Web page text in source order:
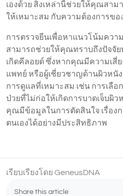
เองด้วย สิ่งเหล่านี้ช่วยให้คุณสา
ให้เหมาะสม กับความต้องการขอ
การตรวจยีนเพื่อหาแนวโน้มควา
สามารถช่วยให้คุณทราบถึงปัจจั
เกิดคีลอยด์ ซึ่งหากคุณมีความเสี่
แพทย์ หรือผู้เชี่ยวชาญด้านผิวหนั
การดูแลที่เหมาะสม เช่น การเลื
ป่วยที่ไม่ก่อให้เกิดการบาดเจ็บผิว
คุณมีข้อมูลในการตัดสินใจ เรื่อง
ตนเองได้อย่างมีประสิทธิภาพ
เรียบเรียงโดย GeneusDNA
Share this article